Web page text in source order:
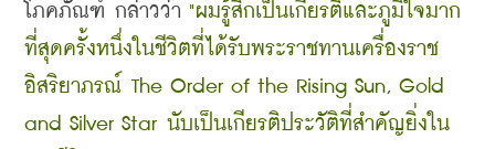
โภคภัณฑ์ กล่าวว่า "ผมรู้สึกเป็นเกียรติและภูมิใจมาก
ที่สุดครั้งหนึ่งในชีวิตที่ได้รับพระราชทานเครื่องราช
อิสริยาภรณ์ The Order of the Rising Sun, Gold
and Silver Star นับเป็นเกียรติประวัติที่สำคัญยิ่งใน